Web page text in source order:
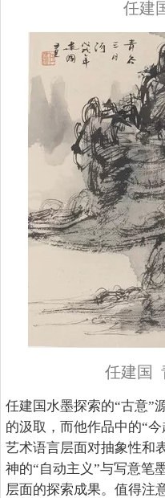
任建
任建国
任建国水墨探索的“古意”
的汲取，而他作品中的“
艺术语言层面对抽象性和
神的“自动主义”与写意笔
层面的探索成果。值得注